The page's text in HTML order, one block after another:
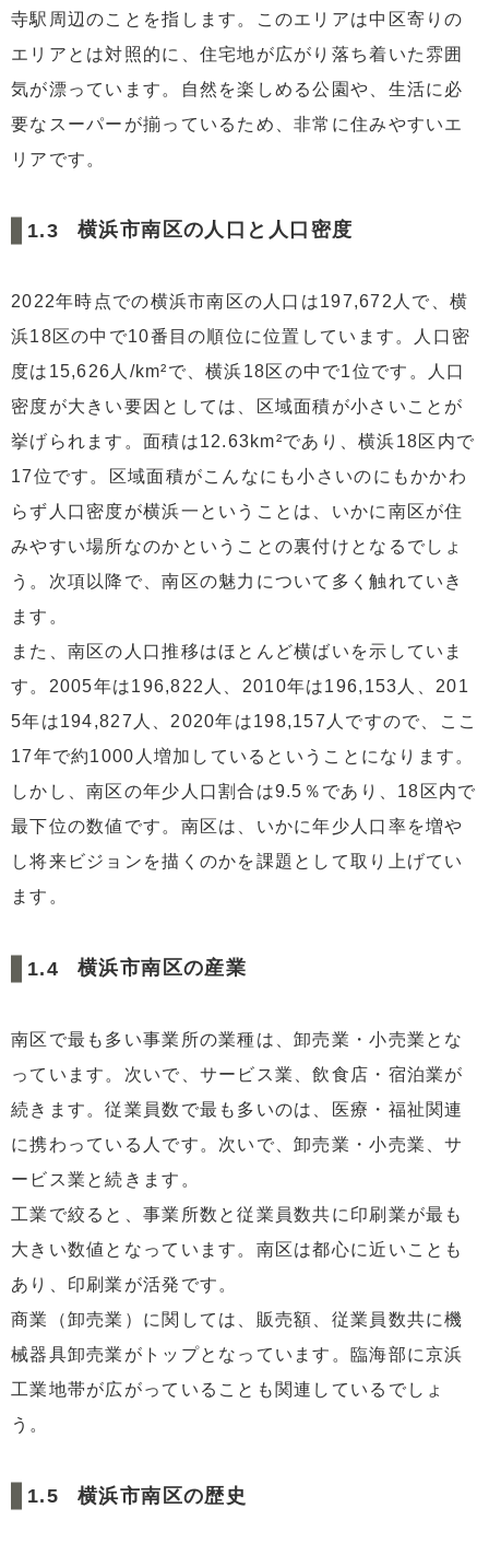
寺駅周辺のことを指します。このエリアは中区寄りの
エリアとは対照的に、住宅地が広がり落ち着いた雰囲
気が漂っています。自然を楽しめる公園や、生活に必
要なスーパーが揃っているため、非常に住みやすいエ
リアです。
横浜市南区の人口と人口密度
2022年時点での横浜市南区の人口は197,672人で、横
浜18区の中で10番目の順位に位置しています。人口密
度は15,626人/km²で、横浜18区の中で1位です。人口
密度が大きい要因としては、区域面積が小さいことが
挙げられます。面積は12.63km²であり、横浜18区内で
17位です。区域面積がこんなにも小さいのにもかかわ
らず人口密度が横浜一ということは、いかに南区が住
みやすい場所なのかということの裏付けとなるでしょ
う。次項以降で、南区の魅力について多く触れていき
ます。
また、南区の人口推移はほとんど横ばいを示していま
す。2005年は196,822人、2010年は196,153人、201
5年は194,827人、2020年は198,157人ですので、ここ
17年で約1000人増加しているということになります。
しかし、南区の年少人口割合は9.5％であり、18区内で
最下位の数値です。南区は、いかに年少人口率を増や
し将来ビジョンを描くのかを課題として取り上げてい
ます。
横浜市南区の産業
南区で最も多い事業所の業種は、卸売業・小売業とな
っています。次いで、サービス業、飲食店・宿泊業が
続きます。従業員数で最も多いのは、医療・福祉関連
に携わっている人です。次いで、卸売業・小売業、サ
ービス業と続きます。
工業で絞ると、事業所数と従業員数共に印刷業が最も
大きい数値となっています。南区は都心に近いことも
あり、印刷業が活発です。
商業（卸売業）に関しては、販売額、従業員数共に機
械器具卸売業がトップとなっています。臨海部に京浜
工業地帯が広がっていることも関連しているでしょ
う。
横浜市南区の歴史